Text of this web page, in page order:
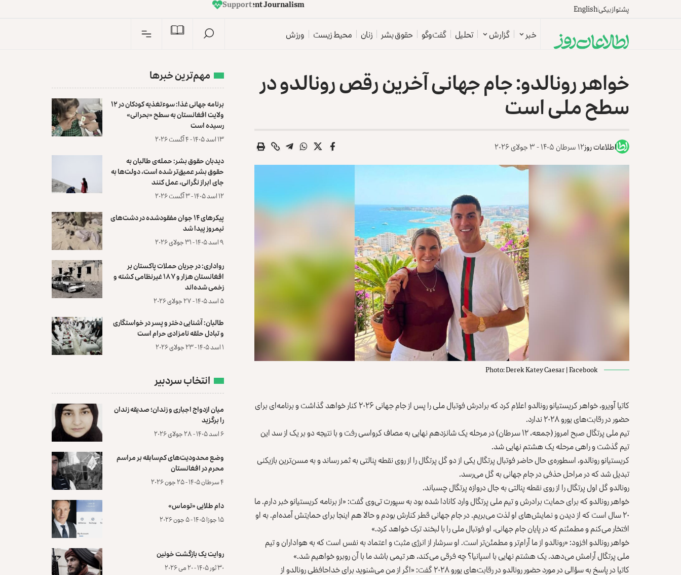
پشتوازبیکیEnglish
m
s
i
l
a
n
r
u
o
J
t
n
e
d
n
e
p
e
d
n
ISupport
خبر گزارش تحلیل گفت‌وگو حقوق بشر زنان محیط زیست ورزش
خواهر رونالدو: جام جهانی آخرین رقص رونالدو در
سطح ملی است
اطلاعات روز۱۲ سرطان ۱۴۰۵ - ۳ جولای ۲۰۲۶
Photo: Derek Katey Caesar | Facebook
کاتیا آویرو، خواهر کریستیانو رونالدو اعلام کرد که برادرش فوتبال ملی را پس از جام جهانی ۲۰۲۶ کنار خواهد گذاشت و برنامه‌ای برای
حضور در رقابت‌های یورو ۲۰۲۸ ندارد.
تیم ملی پرتگال صبح امروز (جمعه، ۱۲ سرطان) در مرحله یک شانزدهم نهایی به مصاف کرواسی رفت و با نتیجه دو بر یک از سد این
تیم گذشت و راهی مرحله یک هشتم نهایی شد.
کریستیانو رونالدو، اسطوره‌ی حال حاضر فوتبال پرتگال یکی از دو گل پرتگال را از روی نقطه پنالتی به ثمر رساند و به مسن‌ترین بازیکنی
تبدیل شد که در مراحل حذفی در جام جهانی به گل می‌رسد.
رونالدو گل اول پرتگال را از روی نقطه پنالتی به جال دروازه پرتگال چسباند.
خواهر رونالدو که برای حمایت برادرش و تیم ملی پرتگال وارد کانادا شده بود به سپورت تی‌وی گفت: «از برنامه کریستیانو خبر دارم. ما
۲۰ سال است که از دیدن و نمایش‌های او لذت می‌بریم. در جام جهانی قطر کنارش بودم و حالا هم اینجا برای حمایتش آمده‌ام. به او
افتخار می‌کنم و مطمئنم که در پایان جام جهانی، او فوتبال ملی را با لبخند ترک خواهد کرد.»
خواهر رونالدو افزود: «رونالدو از ما آرام‌تر و مطمئن‌تر است. او سرشار از انرژی مثبت و اعتماد به نفس است که به هواداران و تیم
ملی پرتگال آرامش می‌دهد. یک هشتم نهایی با اسپانیا؟ چه فرقی می‌کند، هر تیمی باشد ما با آن روبرو خواهیم شد.»
کاتیا در پاسخ به سؤالی در مورد حضور رونالدو در رقابت‌های یورو ۲۰۲۸ گفت: «اگر از من می‌شنوید برای خداحافظی رونالدو از
مهم‌ترین خبرها
برنامه جهانی غذا: سوءتغذیه کودکان در ۱۲
ولایت افغانستان به سطح «بحرانی»
رسیده است
۱۳ اسد ۱۴۰۵ - ۴ آگست ۲۰۲۶
دیدبان حقوق بشر: حمله‌ی طالبان به
حقوق بشر عمیق‌تر شده است، دولت‌ها به
جای ابراز نگرانی، عمل کنند
۱۲ اسد ۱۴۰۵ - ۳ آگست ۲۰۲۶
پیکرهای ۱۴ جوان مفقودشده در دشت‌های
نیمروز پیدا شد
۹ اسد ۱۴۰۵ - ۳۱ جولای ۲۰۲۶
رواداری: در جریان حملات پاکستان بر
افغانستان هزار و ۱۸۷ غیرنظامی کشته و
زخمی شده‌اند
۵ اسد ۱۴۰۵ - ۲۷ جولای ۲۰۲۶
طالبان: آشنایی دختر و پسر در خواستگاری
و تبادل حلقه نامزادی حرام است
۱ اسد ۱۴۰۵ - ۲۳ جولای ۲۰۲۶
انتخاب سردبیر
میان ازدواج اجباری و زندان؛ صدیقه زندان
را برگزید
۶ اسد ۱۴۰۵ - ۲۸ جولای ۲۰۲۶
وضع محدودیت‌های کم‌سابقه بر مراسم
محرم در افغانستان
۴ سرطان ۱۴۰۵ - ۲۵ جون ۲۰۲۶
دام طلایی «توماس»
۱۵ جوزا ۱۴۰۵ - ۵ جون ۲۰۲۶
روایت یک بازگشت خونین
۳۰ ثور ۱۴۰۵ - ۲۰ می ۲۰۲۶